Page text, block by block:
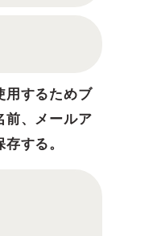
用するためブ
前、メールア
する。